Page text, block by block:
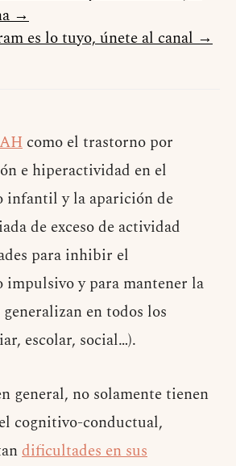
→
es lo tuyo, únete al canal →
como el trastorno por
e hiperactividad en el
infantil y la aparición de
de exceso de actividad
para inhibir el
impulsivo y para mantener la
en todos los
escolar, social…).
general, no solamente tienen
cognitivo-conductual,
dificultades en sus